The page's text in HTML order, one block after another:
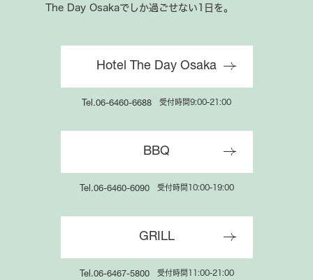
The Day Osakaでしか過ごせない1日を。
Hotel The Day Osaka
Tel.06-6460-6688 受付時間9:00-21:00
BBQ
Tel.06-6460-6090 受付時間10:00-19:00
GRILL
Tel.06-6467-5800 受付時間11:00-21:00